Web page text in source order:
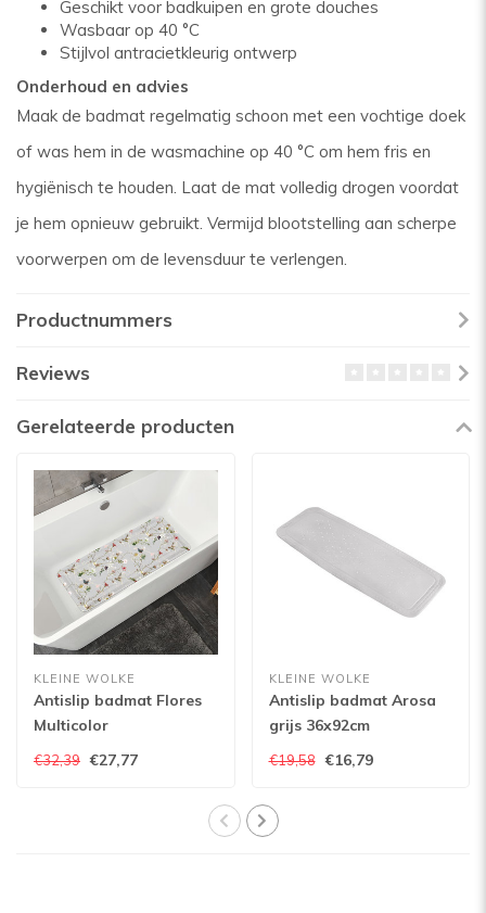
Geschikt voor badkuipen en grote douches
Wasbaar op 40 °C
Stijlvol antracietkleurig ontwerp
Onderhoud en advies
Maak de badmat regelmatig schoon met een vochtige doek
of was hem in de wasmachine op 40 °C om hem fris en
hygiënisch te houden. Laat de mat volledig drogen voordat
je hem opnieuw gebruikt. Vermijd blootstelling aan scherpe
voorwerpen om de levensduur te verlengen.
Productnummers
Reviews
Gerelateerde producten
KLEINE WOLKE
Antislip badmat Flores
Multicolor
€32,39 €27,77
KLEINE WOLKE
Antislip badmat Arosa
grijs 36x92cm
€19,58 €16,79